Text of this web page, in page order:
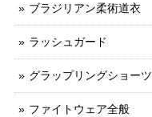
ブラジリアン柔術道衣
ラッシュガード
グラップリングショーツ
ファイトウェア全般